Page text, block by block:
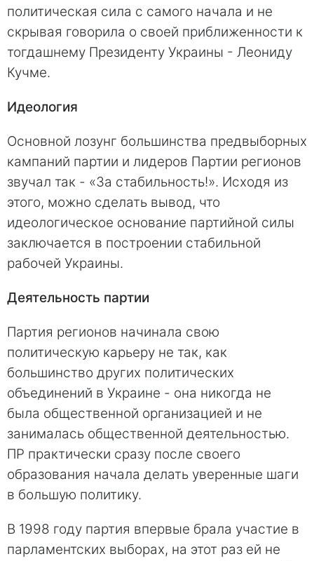
политическая сила с самого начала и не
скрывая говорила о своей приближенности к
тогдашнему Президенту Украины - Леониду
Кучме.
Идеология
Основной лозунг большинства предвыборных
кампаний партии и лидеров Партии регионов
звучал так - «За стабильность!». Исходя из
этого, можно сделать вывод, что
идеологическое основание партийной силы
заключается в построении стабильной
рабочей Украины.
Деятельность партии
Партия регионов начинала свою
политическую карьеру не так, как
большинство других политических
объединений в Украине - она никогда не
была общественной организацией и не
занималась общественной деятельностью.
ПР практически сразу после своего
образования начала делать уверенные шаги
в большую политику.
В 1998 году партия впервые брала участие в
парламентских выборах, на этот раз ей не